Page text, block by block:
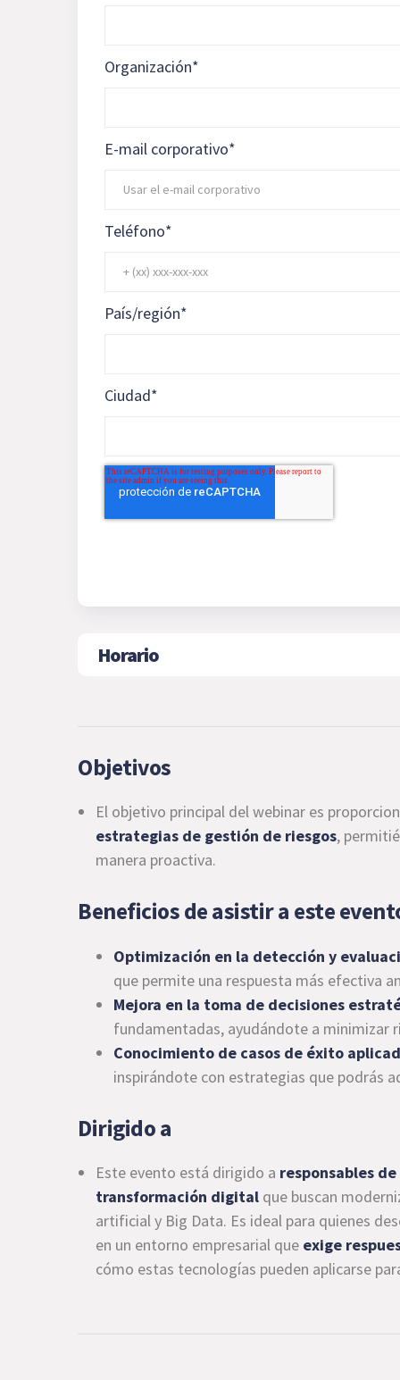
Organización*
E-mail corporativo*
Teléfono*
País/región*
Ciudad*
Horario
Objetivos
El objetivo principal del webinar es
estrategias de gestión de riesgos,
manera proactiva.
Beneficios de asistir a este
Optimización en la detección y
que permite una respuesta más efectiva
Mejora en la toma de decisiones
fundamentadas, ayudándote a minimizar
Conocimiento de casos de éxito
inspirándote con estrategias que podrás
Dirigido a
Este evento está dirigido a responsables
transformación digital que buscan
artificial y Big Data. Es ideal para quienes
en un entorno empresarial que exige
cómo estas tecnologías pueden aplicarse